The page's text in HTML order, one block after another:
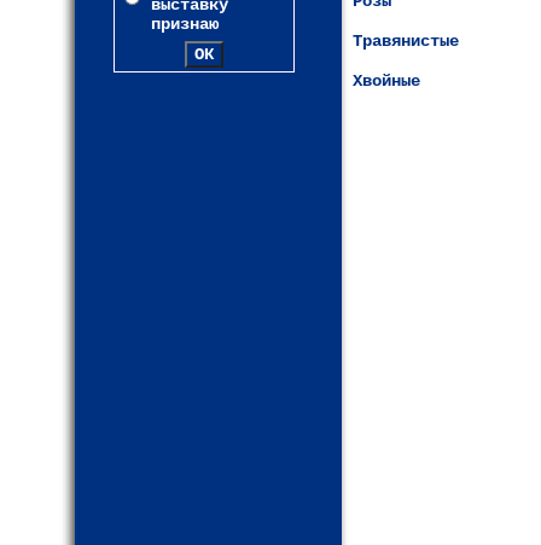
выставку
признаю
Травянистые
Хвойные